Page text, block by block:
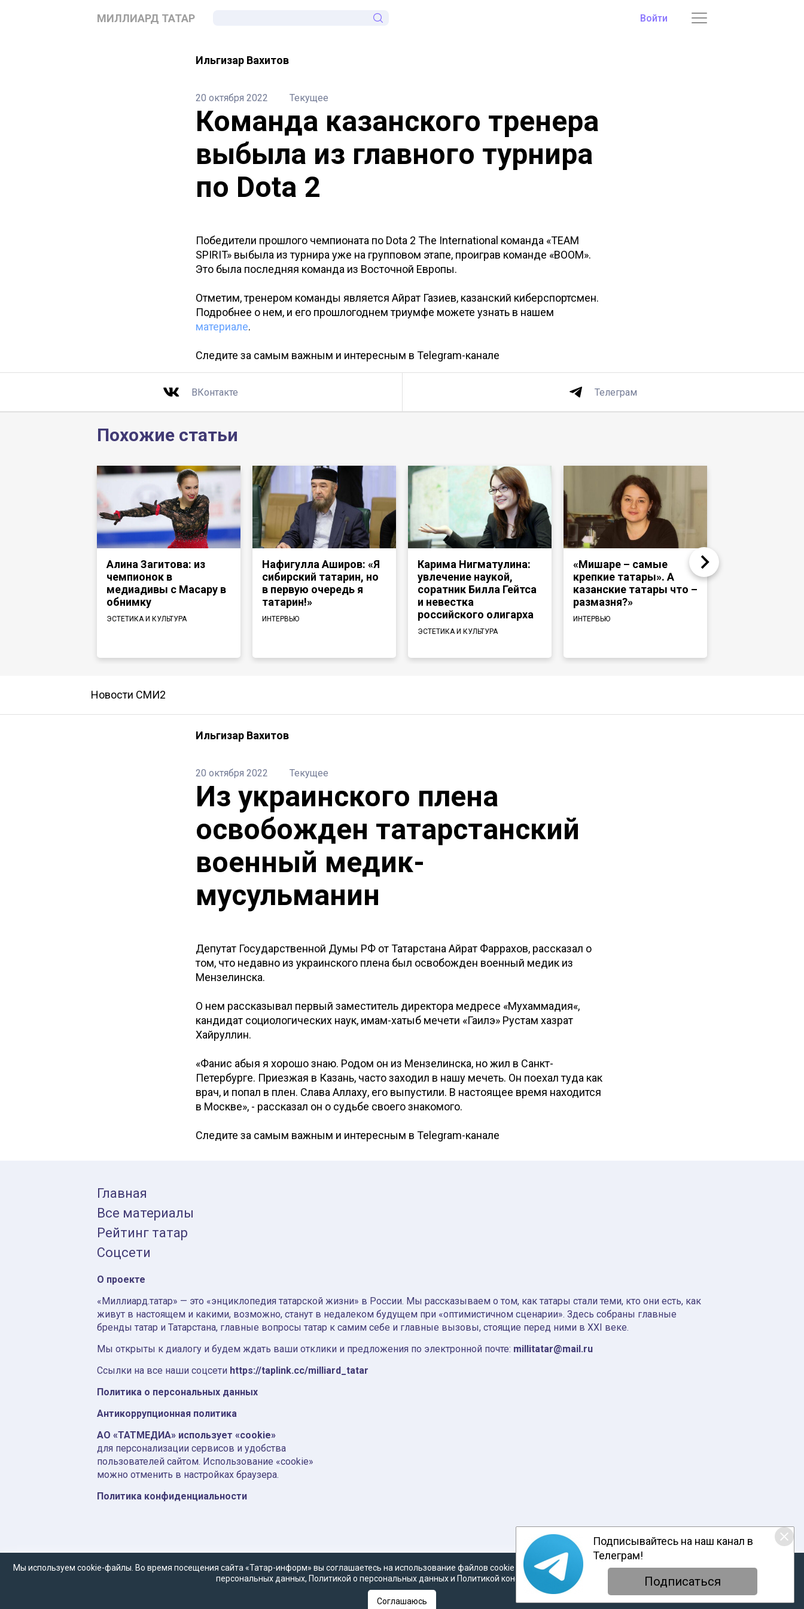
МИЛЛИАРД ТАТАР Войти
Ильгизар Вахитов
20 октября 2022 Текущее
Команда казанского тренера
выбыла из главного турнира
по Dota 2
Победители прошлого чемпионата по Dota 2 The International команда «TEAM
SPIRIT» выбыла из турнира уже на групповом этапе, проиграв команде «BOOM».
Это была последняя команда из Восточной Европы.
Отметим, тренером команды является Айрат Газиев, казанский киберспортсмен.
Подробнее о нем, и его прошлогоднем триумфе можете узнать в нашем
материале.
Следите за самым важным и интересным в Telegram-канале
ВКонтакте Телеграм
Похожие статьи
Алина Загитова: из
чемпионок в
медиадивы с Масару в
обнимку
ЭСТЕТИКА И КУЛЬТУРА
Нафигулла Аширов: «Я
сибирский татарин, но
в первую очередь я
татарин!»
ИНТЕРВЬЮ
Карима Нигматулина:
увлечение наукой,
соратник Билла Гейтса
и невестка
российского олигарха
ЭСТЕТИКА И КУЛЬТУРА
«Мишаре – самые
крепкие татары». А
казанские татары что –
размазня?»
ИНТЕРВЬЮ
Новости СМИ2
Ильгизар Вахитов
20 октября 2022 Текущее
Из украинского плена
освобожден татарстанский
военный медик-
мусульманин
Депутат Государственной Думы РФ от Татарстана Айрат Фаррахов, рассказал о
том, что недавно из украинского плена был освобожден военный медик из
Мензелинска.
О нем рассказывал первый заместитель директора медресе «Мухаммадия«,
кандидат социологических наук, имам-хатыб мечети «Гаилэ» Рустам хазрат
Хайруллин.
«Фанис абыя я хорошо знаю. Родом он из Мензелинска, но жил в Санкт-
Петербурге. Приезжая в Казань, часто заходил в нашу мечеть. Он поехал туда как
врач, и попал в плен. Слава Аллаху, его выпустили. В настоящее время находится
в Москве», - рассказал он о судьбе своего знакомого.
Следите за самым важным и интересным в Telegram-канале
Главная
Все материалы
Рейтинг татар
Соцсети
О проекте
«Миллиард.татар» — это «энциклопедия татарской жизни» в России. Мы рассказываем о том, как татары стали теми, кто они есть, как
живут в настоящем и какими, возможно, станут в недалеком будущем при «оптимистичном сценарии». Здесь собраны главные
бренды татар и Татарстана, главные вопросы татар к самим себе и главные вызовы, стоящие перед ними в XXI веке.
Мы открыты к диалогу и будем ждать ваши отклики и предложения по электронной почте: millitatar@mail.ru
Ссылки на все наши соцсети https://taplink.cc/milliard_tatar
Политика о персональных данных
Антикоррупционная политика
АО «ТАТМЕДИА» использует «cookie»
для персонализации сервисов и удобства
пользователей сайтом. Использование «cookie»
можно отменить в настройках браузера.
Политика конфиденциальности
Мы используем cookie-файлы. Во время посещения сайта «Татар-информ» вы соглашаетесь на использование файлов cookie в соответствии с настоящим уведомлением, согласием наобработку
персональных данных, Политикой о персональных данныхи Политикой конфиденциальности
Соглашаюсь
Подписывайтесь на наш канал в
Телеграм!
Подписаться